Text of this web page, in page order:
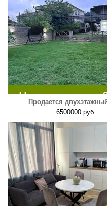
Продается
6500000 руб.